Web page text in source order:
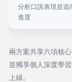
分析口說表現並追
進度
兩方案共享六項核
並獨享個人深度學
上線。